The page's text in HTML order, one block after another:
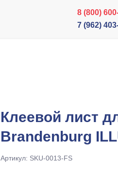
8 (800)
7 (962)
Клеевой лист
Brandenburg
Артикул: SKU-0013-FS